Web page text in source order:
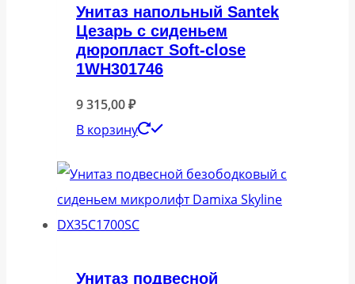
Унитаз напольный Santek
Цезарь с сиденьем
дюропласт Soft-close
1WH301746
9 315,00₽
В корзину
Унитаз подвесной